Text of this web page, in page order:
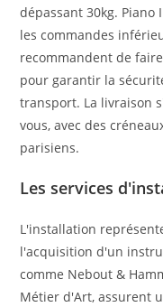
dépassant 30kg.
les commandes
recommandent de
pour garantir la
transport. La livraison
vous, avec des
parisiens.
Les services
L'installation
l'acquisition d'un
comme Nebout &
Métier d'Art, assurent